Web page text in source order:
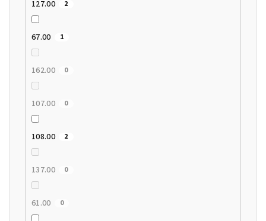
127.00 2
67.00 1
162.00 0
107.00 0
108.00 2
137.00 0
61.00 0